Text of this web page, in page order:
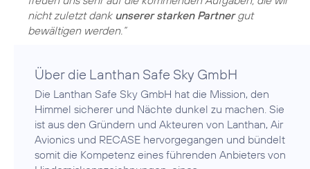
nicht zuletzt dank unserer starken Partnergut
bewältigen werden.“
Über die Lanthan Safe Sky GmbH
Die Lanthan Safe Sky GmbH hat die Mission, den
Himmel sicherer und Nächte dunkel zu machen. Sie
ist aus den Gründern und Akteuren von Lanthan, Air
Avionics und RECASE hervorgegangen und bündelt
somit die Kompetenz eines führenden Anbieters von